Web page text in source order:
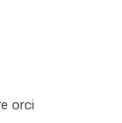
orci